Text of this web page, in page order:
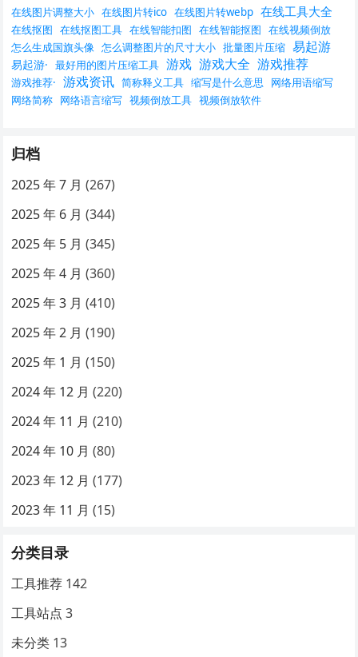
在线图片调整大小 在线图片转ico 在线图片转webp 在线工具大全
在线抠图 在线抠图工具 在线智能扣图 在线智能抠图 在线视频倒放
怎么生成国旗头像 怎么调整图片的尺寸大小 批量图片压缩 易起游
易起游· 最好用的图片压缩工具 游戏 游戏大全 游戏推荐
游戏推荐· 游戏资讯 简称释义工具 缩写是什么意思
网络用语缩写
网络简称 网络语言缩写 视频倒放工具 视频倒放软件
归档
2025 年 7 月 (267)
2025 年 6 月 (344)
2025 年 5 月 (345)
2025 年 4 月 (360)
2025 年 3 月 (410)
2025 年 2 月 (190)
2025 年 1 月 (150)
2024 年 12 月 (220)
2024 年 11 月 (210)
2024 年 10 月 (80)
2023 年 12 月 (177)
2023 年 11 月 (15)
分类目录
工具推荐 142
工具站点 3
未分类 13